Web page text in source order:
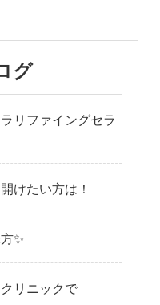
グ
リファイングセラ
けたい方は！
✨
リニックで